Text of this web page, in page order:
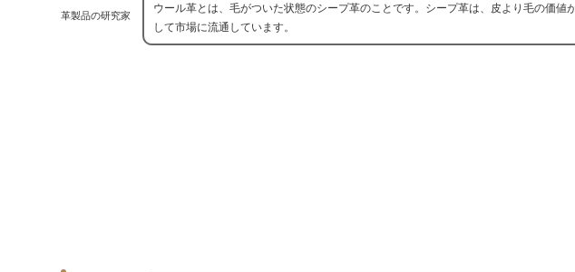
革製品の研究家
ウール革とは、毛がついた状態のシープ革のことです。シープ革は、皮より毛の価
して市場に流通しています。